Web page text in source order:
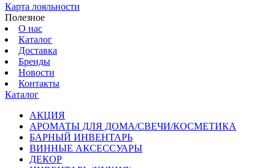
Карта лояльности
Полезное
О нас
Каталог
Доставка
Бренды
Новости
Контакты
Каталог
АКЦИЯ
АРОМАТЫ ДЛЯ ДОМА/СВЕЧИ/КОСМЕТИКА
БАРНЫЙ ИНВЕНТАРЬ
ВИННЫЕ АКСЕССУАРЫ
ДЕКОР